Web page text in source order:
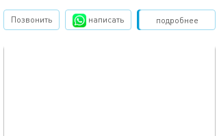
подробнее
Позвонить написать Забронировать